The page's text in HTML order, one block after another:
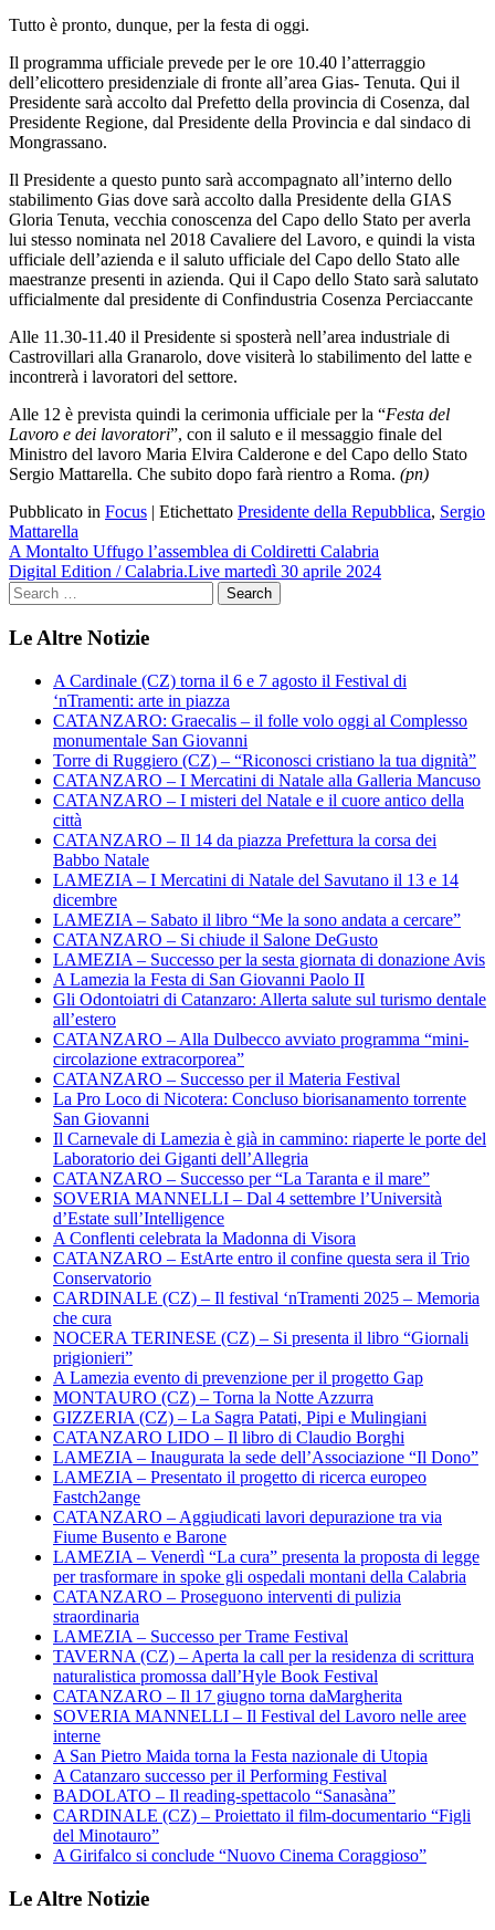
Tutto è pronto, dunque, per la festa di oggi.
Il programma ufficiale prevede per le ore 10.40 l’atterraggio
dell’elicottero presidenziale di fronte all’area Gias- Tenuta. Qui il
Presidente sarà accolto dal Prefetto della provincia di Cosenza, dal
Presidente Regione, dal Presidente della Provincia e dal sindaco di
Mongrassano.
Il Presidente a questo punto sarà accompagnato all’interno dello
stabilimento Gias dove sarà accolto dalla Presidente della GIAS
Gloria Tenuta, vecchia conoscenza del Capo dello Stato per averla
lui stesso nominata nel 2018 Cavaliere del Lavoro, e quindi la vista
ufficiale dell’azienda e il saluto ufficiale del Capo dello Stato alle
maestranze presenti in azienda. Qui il Capo dello Stato sarà salutato
ufficialmente dal presidente di Confindustria Cosenza Perciaccante
Alle 11.30-11.40 il Presidente si sposterà nell’area industriale di
Castrovillari alla Granarolo, dove visiterà lo stabilimento del latte e
incontrerà i lavoratori del settore.
Alle 12 è prevista quindi la cerimonia ufficiale per la “Festa del
Lavoro e dei lavoratori”, con il saluto e il messaggio finale del
Ministro del lavoro Maria Elvira Calderone e del Capo dello Stato
Sergio Mattarella. Che subito dopo farà rientro a Roma. (pn)
Pubblicato in Focus | Etichettato Presidente della Repubblica, Sergio
Mattarella
Navigazione
articoli
A Montalto Uffugo l’assemblea di Coldiretti Calabria
Digital Edition / Calabria.Live martedì 30 aprile 2024
Le Altre Notizie
A Cardinale (CZ) torna il 6 e 7 agosto il Festival di
‘nTramenti: arte in piazza
CATANZARO: Graecalis – il folle volo oggi al Complesso
monumentale San Giovanni
Torre di Ruggiero (CZ) – “Riconosci cristiano la tua dignità”
CATANZARO – I Mercatini di Natale alla Galleria Mancuso
CATANZARO – I misteri del Natale e il cuore antico della
città
CATANZARO – Il 14 da piazza Prefettura la corsa dei
Babbo Natale
LAMEZIA – I Mercatini di Natale del Savutano il 13 e 14
dicembre
LAMEZIA – Sabato il libro “Me la sono andata a cercare”
CATANZARO – Si chiude il Salone DeGusto
LAMEZIA – Successo per la sesta giornata di donazione Avis
A Lamezia la Festa di San Giovanni Paolo II
Gli Odontoiatri di Catanzaro: Allerta salute sul turismo dentale
all’estero
CATANZARO – Alla Dulbecco avviato programma “mini-
circolazione extracorporea”
CATANZARO – Successo per il Materia Festival
La Pro Loco di Nicotera: Concluso biorisanamento torrente
San Giovanni
Il Carnevale di Lamezia è già in cammino: riaperte le porte del
Laboratorio dei Giganti dell’Allegria
CATANZARO – Successo per “La Taranta e il mare”
SOVERIA MANNELLI – Dal 4 settembre l’Università
d’Estate sull’Intelligence
A Conflenti celebrata la Madonna di Visora
CATANZARO – EstArte entro il confine questa sera il Trio
Conservatorio
CARDINALE (CZ) – Il festival ‘nTramenti 2025 – Memoria
che cura
NOCERA TERINESE (CZ) – Si presenta il libro “Giornali
prigionieri”
A Lamezia evento di prevenzione per il progetto Gap
MONTAURO (CZ) – Torna la Notte Azzurra
GIZZERIA (CZ) – La Sagra Patati, Pipi e Mulingiani
CATANZARO LIDO – Il libro di Claudio Borghi
LAMEZIA – Inaugurata la sede dell’Associazione “Il Dono”
LAMEZIA – Presentato il progetto di ricerca europeo
Fastch2ange
CATANZARO – Aggiudicati lavori depurazione tra via
Fiume Busento e Barone
LAMEZIA – Venerdì “La cura” presenta la proposta di legge
per trasformare in spoke gli ospedali montani della Calabria
CATANZARO – Proseguono interventi di pulizia
straordinaria
LAMEZIA – Successo per Trame Festival
TAVERNA (CZ) – Aperta la call per la residenza di scrittura
naturalistica promossa dall’Hyle Book Festival
CATANZARO – Il 17 giugno torna daMargherita
SOVERIA MANNELLI – Il Festival del Lavoro nelle aree
interne
A San Pietro Maida torna la Festa nazionale di Utopia
A Catanzaro successo per il Performing Festival
BADOLATO – Il reading-spettacolo “Sanasàna”
CARDINALE (CZ) – Proiettato il film-documentario “Figli
del Minotauro”
A Girifalco si conclude “Nuovo Cinema Coraggioso”
Le Altre Notizie